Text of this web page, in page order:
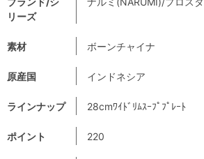
リーズ
素材 ボーンチャイナ
原産国 インドネシア
ラインナップ 28cmﾜｲﾄﾞﾘﾑｽｰﾌﾟﾌﾟﾚｰﾄ
ポイント 220